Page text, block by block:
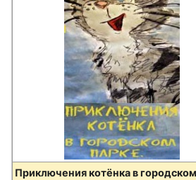
Приключения котёнка в